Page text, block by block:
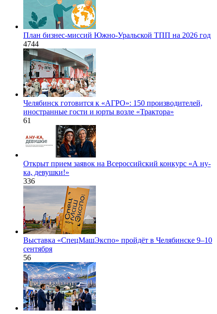
План бизнес-миссий Южно-Уральской ТПП на 2026 год
4744
Челябинск готовится к «АГРО»: 150 производителей,
иностранные гости и юрты возле «Трактора»
61
Открыт прием заявок на Всероссийский конкурс «А ну-
ка, девушки!»
336
Выставка «СпецМашЭкспо» пройдёт в Челябинске 9–10
сентября
56